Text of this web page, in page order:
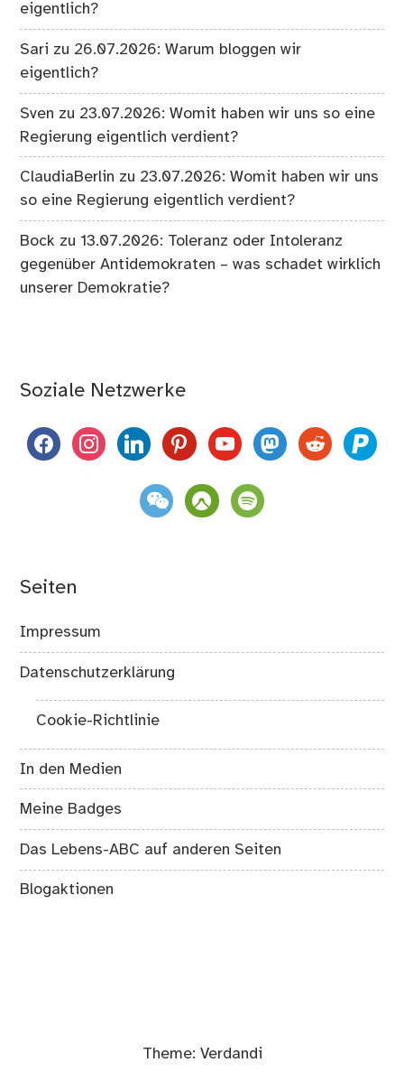
eigentlich?
Sari zu 26.07.2026: Warum bloggen wir
eigentlich?
Sven zu 23.07.2026: Womit haben wir uns so eine
Regierung eigentlich verdient?
ClaudiaBerlin zu 23.07.2026: Womit haben wir uns
so eine Regierung eigentlich verdient?
Bock zu13.07.2026: Toleranz oder Intoleranz
gegenüber Antidemokraten – was schadet wirklich
unserer Demokratie?
Soziale Netzwerke
facebookinstagramlinkedinpinterestyoutubemastodon
reddit paypal
weixin komootspotify
Seiten
Impressum
Datenschutzerklärung
Cookie-Richtlinie
In den Medien
Meine Badges
Das Lebens-ABC auf anderen Seiten
Blogaktionen
Theme: Verdandi